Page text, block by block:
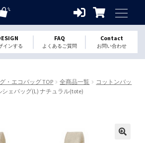
インする
FAQ
よくあるご質問
Contact
お問い合わせ
・エコバッグ TOP 全商品一覧
コットンバッ
ェバッグ(L) ナチュラル(tote)